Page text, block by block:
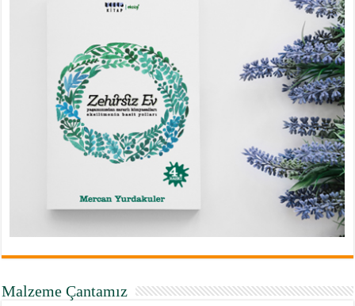
Malzeme Çantamız